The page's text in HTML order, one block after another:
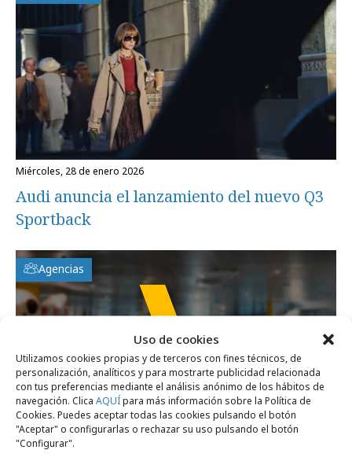
Uso de cookies
Utilizamos cookies propias y de terceros con fines técnicos, de
personalización, analíticos y para mostrarte publicidad relacionada
con tus preferencias mediante el análisis anónimo de los hábitos de
navegación. Clica AQUÍpara más información sobre la Política de
Cookies. Puedes aceptar todas las cookies pulsando el botón
"Aceptar" o configurarlas o rechazar su uso pulsando el botón
"Configurar".
miércoles, 28 de enero 2026
Audi anuncia el lanzamiento del nuevo Q3
Sportback
Agencias